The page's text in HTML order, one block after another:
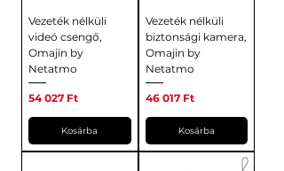
Vezeték nélküli
videó csengő,
Omajin by
Netatmo
Ár
54 027 Ft
Kosárba
Vezeték nélküli
biztonsági kamera,
Omajin by
Netatmo
Ár
46 017 Ft
Kosárba